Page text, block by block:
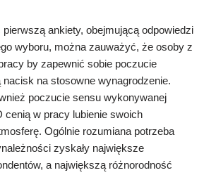
ankiety, obejmującą odpowiedzi
wyboru, można zauważyć, że osoby z
by zapewnić sobie poczucie
nacisk na stosowne wynagrodzenie.
poczucie sensu wykonywanej
cenią w pracy lubienie swoich
Ogólnie rozumiana potrzeba
zyskały największe
a największą różnorodność